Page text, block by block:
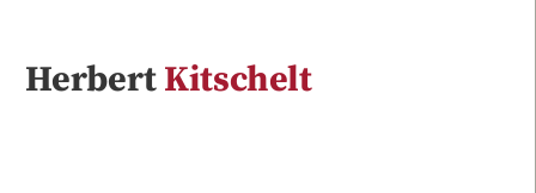
HerbertKitschelt